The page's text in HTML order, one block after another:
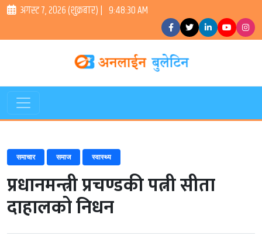
अगस्ट ७, २०२६ (शुक्रबार) | 9:48:30 AM
समाचार समाज स्वास्थ्य
प्रधानमन्त्री प्रचण्डकी पत्नी सीता
दाहालको निधन